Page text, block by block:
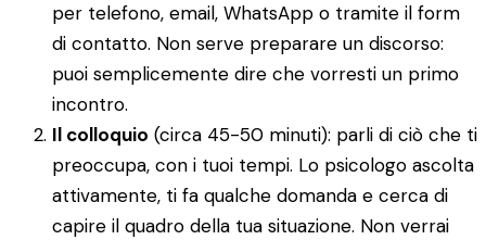
per telefono, email, WhatsApp o tramite il form
di contatto. Non serve preparare un discorso:
puoi semplicemente dire che vorresti un primo
incontro.
Il colloquio (circa 45-50 minuti): parli di ciò che ti
preoccupa, con i tuoi tempi. Lo psicologo ascolta
attivamente, ti fa qualche domanda e cerca di
capire il quadro della tua situazione. Non verrai